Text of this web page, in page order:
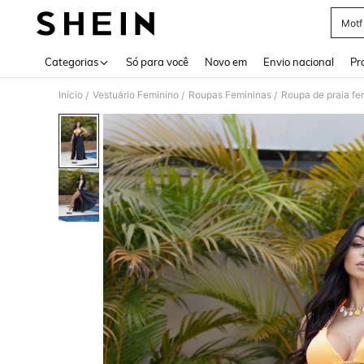
Motf
Categorias Só para você Novo em Envio nacional
Início / Vestuário Feminino / Roupas Femininas / Roupa de praia